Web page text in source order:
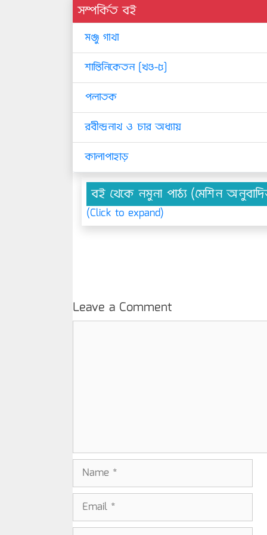
সম্পর্কিত বই
মঞ্জু গাথা
শান্তিনিকেতন [খণ্ড-৫]
পলাতক
রবীন্দ্রনাথ ও চার অধ্যায়
কালাপাহাড়
বই থেকে নমুনা পাঠ্য (মেশিন
(Click to expand)
Leave a Comment
Name
Email